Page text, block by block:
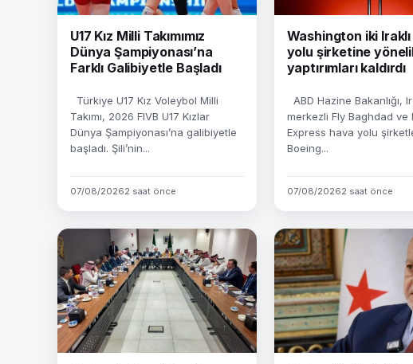
U17 Kız Milli Takımımız
Dünya Şampiyonası’na
Farklı Galibiyetle Başladı
Türkiye U17 Kız Voleybol Milli
Takımı, 2026 FIVB U17 Kızlar
Dünya Şampiyonası’na galibiyetle
başladı. Şili’nin...
07/08/20262 saat önce
Washington iki
yolu şirketine
yaptırımları kaldırdı
ABD Hazine Bakanlığı,
merkezli Fly Baghdad ve
Express hava yolu
Boeing...
07/08/20262 saat önce